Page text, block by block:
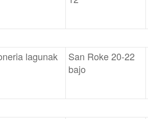
lagunak
San Roke 20-22
bajo